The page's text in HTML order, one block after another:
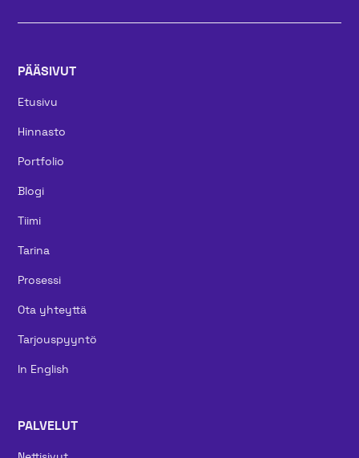
PÄÄSIVUT
Etusivu
Hinnasto
Portfolio
Blogi
Tiimi
Tarina
Prosessi
Ota yhteyttä
Tarjouspyyntö
In English
PALVELUT